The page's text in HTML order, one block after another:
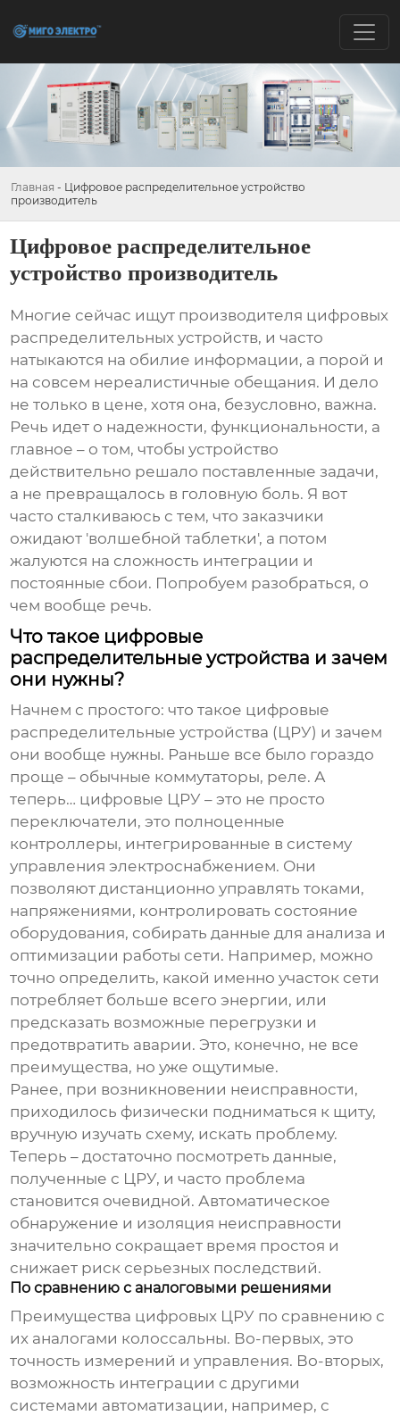
Главная - Цифровое распределительное устройство
производитель
Цифровое распределительное
устройство производитель
Многие сейчас ищут производителя цифровых
распределительных устройств, и часто
натыкаются на обилие информации, а порой и
на совсем нереалистичные обещания. И дело
не только в цене, хотя она, безусловно, важна.
Речь идет о надежности, функциональности, а
главное – о том, чтобы устройство
действительно решало поставленные задачи,
а не превращалось в головную боль. Я вот
часто сталкиваюсь с тем, что заказчики
ожидают 'волшебной таблетки', а потом
жалуются на сложность интеграции и
постоянные сбои. Попробуем разобраться, о
чем вообще речь.
Что такое цифровые
распределительные устройства и зачем
они нужны?
Начнем с простого: что такое цифровые
распределительные устройства (ЦРУ) и зачем
они вообще нужны. Раньше все было гораздо
проще – обычные коммутаторы, реле. А
теперь… цифровые ЦРУ – это не просто
переключатели, это полноценные
контроллеры, интегрированные в систему
управления электроснабжением. Они
позволяют дистанционно управлять токами,
напряжениями, контролировать состояние
оборудования, собирать данные для анализа и
оптимизации работы сети. Например, можно
точно определить, какой именно участок сети
потребляет больше всего энергии, или
предсказать возможные перегрузки и
предотвратить аварии. Это, конечно, не все
преимущества, но уже ощутимые.
Ранее, при возникновении неисправности,
приходилось физически подниматься к щиту,
вручную изучать схему, искать проблему.
Теперь – достаточно посмотреть данные,
полученные с ЦРУ, и часто проблема
становится очевидной. Автоматическое
обнаружение и изоляция неисправности
значительно сокращает время простоя и
снижает риск серьезных последствий.
По сравнению с аналоговыми решениями
Преимущества цифровых ЦРУ по сравнению с
их аналогами колоссальны. Во-первых, это
точность измерений и управления. Во-вторых,
возможность интеграции с другими
системами автоматизации, например, с